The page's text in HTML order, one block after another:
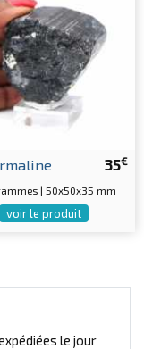
35€
| 50x50x35 mm
voir le produit
le jour